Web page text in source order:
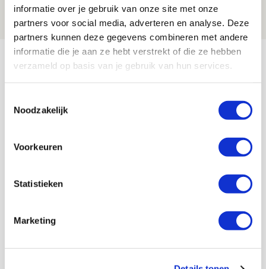
informatie over je gebruik van onze site met onze
partners voor social media, adverteren en analyse. Deze
partners kunnen deze gegevens combineren met andere
informatie die je aan ze hebt verstrekt of die ze hebben
verzameld op basis van je gebruik van hun services.
Noodzakelijk
Voorkeuren
Statistieken
Marketing
07 AUGUSTUS 2026 - 09:00
FOTOVERSLAG
Bekijk meer
23
Selectiedag ballenjongens/-meiden
Blogs